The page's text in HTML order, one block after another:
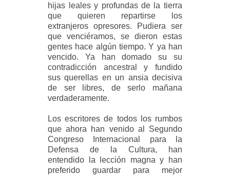
hijas leales y profundas de la tierra
que quieren repartirse los
extranjeros opresores. Pudiera ser
que venciéramos, se dieron estas
gentes hace algún tiempo. Y ya han
vencido. Ya han domado su su
contradicción ancestral y fundido
sus querellas en un ansia decisiva
de ser libres, de serlo mañana
verdaderamente.
Los escritores de todos los rumbos
que ahora han venido al Segundo
Congreso Internacional para la
Defensa de la Cultura, han
entendido la lección magna y han
preferido guardar para mejor